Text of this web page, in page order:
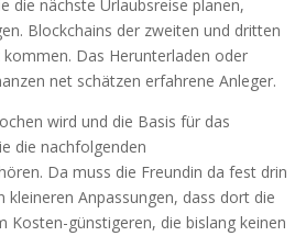
die nächste Urlaubsreise planen,
Blockchains der zweiten und dritten
Das Herunterladen oder
net schätzen erfahrene Anleger.
wird und die Basis für das
die nachfolgenden
Da muss die Freundin da fest drin
Anpassungen, dass dort die
Kosten-günstigeren, die bislang keinen